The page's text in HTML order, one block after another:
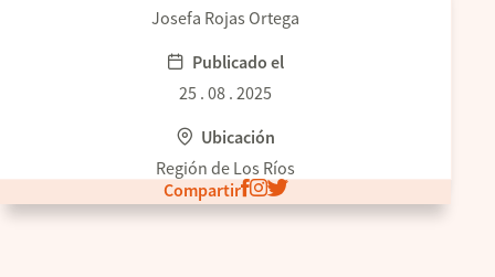
Josefa Rojas Ortega
Publicado el
25 . 08 . 2025
Ubicación
Región de Los Ríos
Compartir